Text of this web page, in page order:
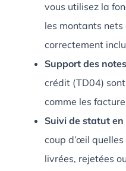
vous utilisez la
les montants
correctement
Support des
crédit (TD04)
comme les
Suivi de statut en
coup d’œil
livrées, rejetées